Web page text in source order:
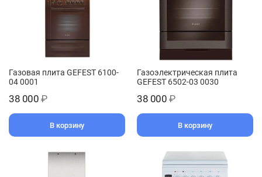
Газовая плита GEFEST 6100-
04 0001
38 000 ₽
В корзину
Газоэлектрическая плита
GEFEST 6502-03 0030
38 000 ₽
В корзину